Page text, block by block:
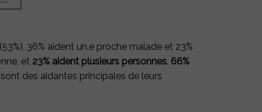
36% aident un.e proche malade et 23%
et 23% aident plusieurs personnes. 66%
des aidantes principales de leurs